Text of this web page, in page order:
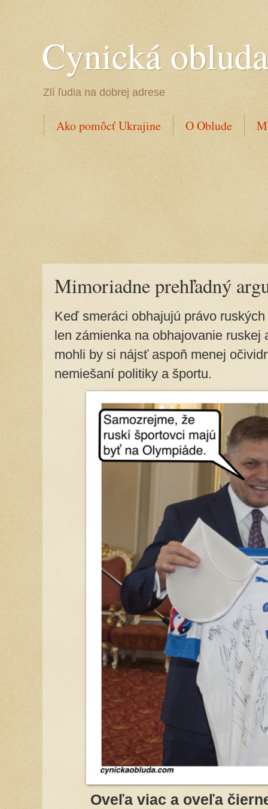
Cynická obluda
Zlí ľudia na dobrej adrese
Ako pomôcť Ukrajine O Oblude
Mimoriadne prehľadný
Keď smeráci obhajujú právo
len zámienka na obhajovanie
mohli by si nájsť aspoň menej
nemiešaní politiky a športu.
Oveľa viac a oveľa